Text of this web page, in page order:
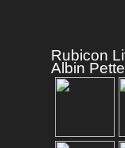
Rubicon
Albin